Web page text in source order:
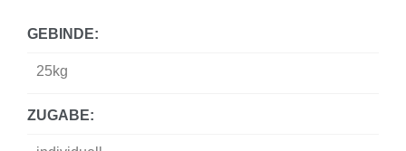
GEBINDE:
25kg
ZUGABE: